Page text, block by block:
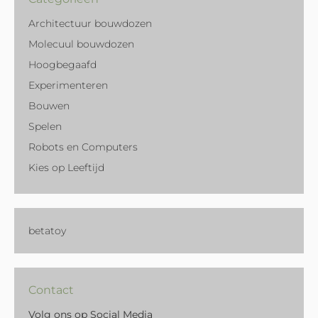
Architectuur bouwdozen
Molecuul bouwdozen
Hoogbegaafd
Experimenteren
Bouwen
Spelen
Robots en Computers
Kies op Leeftijd
betatoy
Contact
Volg ons op Social Media